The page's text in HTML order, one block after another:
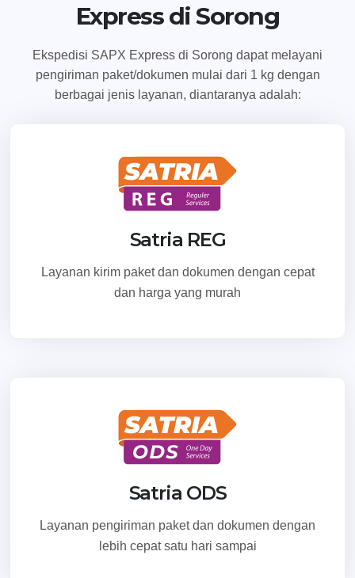
Express di Sorong
Ekspedisi SAPX Express di Sorong dapat melayani
pengiriman paket/dokumen mulai dari 1 kg dengan
berbagai jenis layanan, diantaranya adalah:
Satria REG
Layanan kirim paket dan dokumen dengan cepat
dan harga yang murah
Satria ODS
Layanan pengiriman paket dan dokumen dengan
lebih cepat satu hari sampai